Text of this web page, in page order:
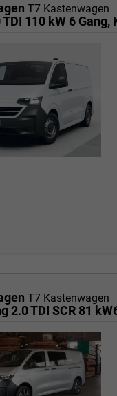
T7 Kastenwagen
T7 Kastenwagen